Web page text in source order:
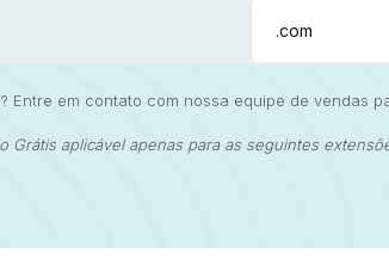
.com
Entre em contato com nossa equipe de vendas
Grátis aplicável apenas para as seguintes